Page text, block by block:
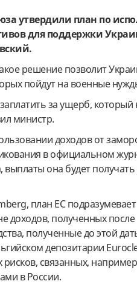
утвердили план по
для поддержки
решение позволит
пойдут на военные
за ущерб, который
министр.
доходов от
в официальном
выплаты она будет
план ЕС подразумевает
доходов, полученных после
полученные до этой
депозитарии
связанных,
в России.